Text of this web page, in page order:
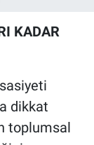
KADAR
dikkat
toplumsal